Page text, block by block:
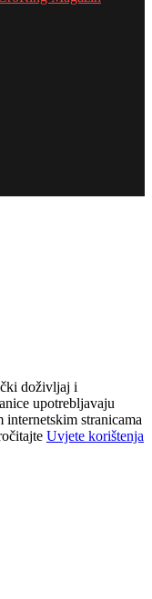
doživljaj i
upotrebljavaju
internetskim stranicama
Uvjete korištenja